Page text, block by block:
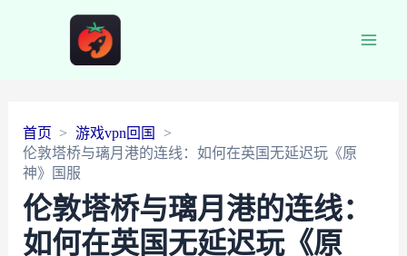
首页
游戏vpn回国
伦敦塔桥与璃月港的连线：如何在英国无延迟玩《原
神》国服
伦敦塔桥与璃月港的连线：
如何在英国无延迟玩《原